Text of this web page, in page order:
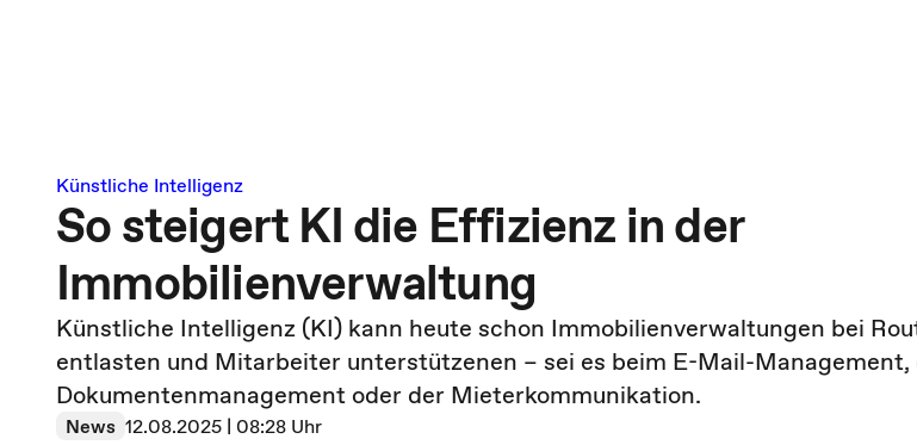
Künstliche Intelligenz
So steigert KI die Effizienz in der
Immobilienverwaltung
Künstliche Intelligenz (KI) kann heute schon Immobilienverwaltungen bei
entlasten und Mitarbeiter unterstützenen – sei es beim E-Mail-Management,
Dokumentenmanagement oder der Mieterkommunikation.
News 12.08.2025 | 08:28 Uhr